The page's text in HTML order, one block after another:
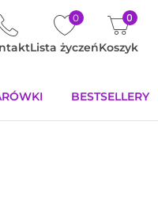
0
Koszyk
0
Lista życzeń
BESTSELLERY